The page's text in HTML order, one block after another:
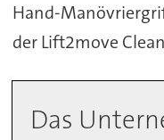
Hand-
der Lift2move
Das